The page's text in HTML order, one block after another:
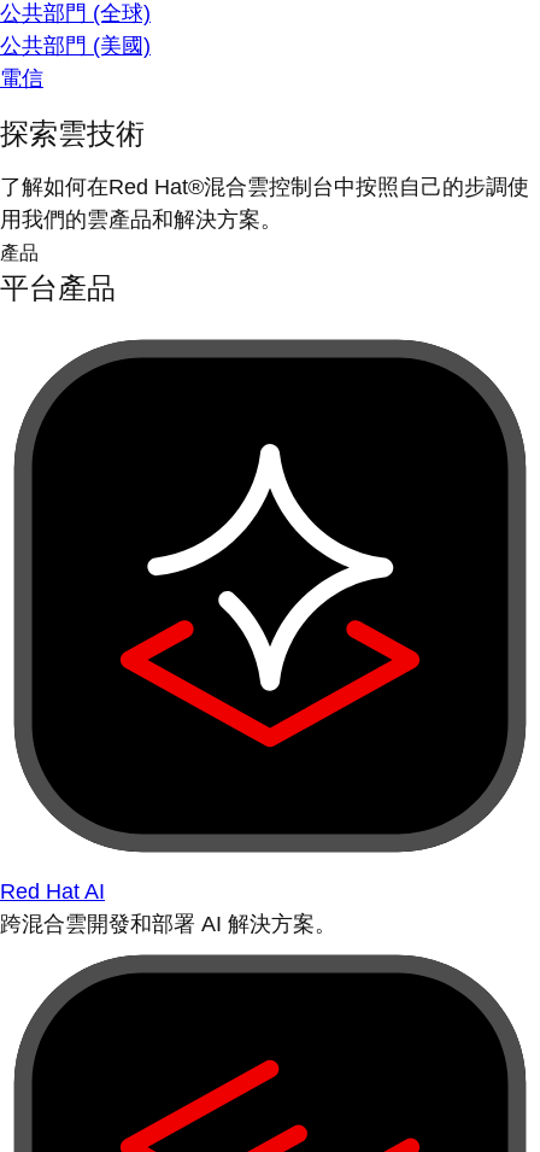
公共部門 (全球)
公共部門 (美國)
電信
探索雲技術
了解如何在Red Hat®混合雲控制台中按照自己的步調使
用我們的雲產品和解決方案。
產品
平台產品
Red Hat AI
跨混合雲開發和部署 AI 解決方案。